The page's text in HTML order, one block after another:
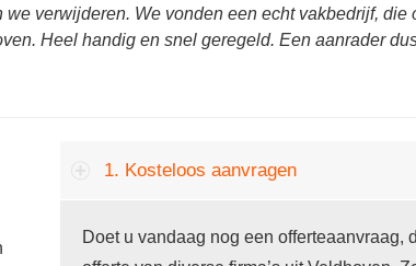
verwijderen. We vonden een echt vakbedrijf, die
Heel handig en snel geregeld. Een aanrader
1. Kosteloos aanvragen
Doet u vandaag nog een offerteaanvraag,